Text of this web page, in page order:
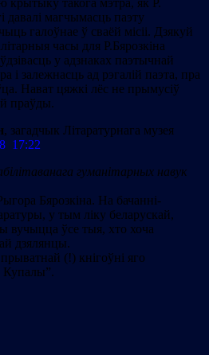
крытыку такога мэтра, як Р.
давалі магчымасць паэту
галоўнае ў сваёй місіі. Дзякуй
часы для Р.Бярозкіна
у адзнаках паэтычнай
і залежнасць ад рэгалій паэта, пра
Нават цяжкі лёс не прымусіў
праўды.
, загадчык Літаратурнага музея
17:22
гуманітарных навук
Бярозкіна. На бачанні-
у тым ліку беларускай,
вучыцца ўсе тыя, хто хоча
дзялянцы.
(!) кнігоўні яго
Купалы”.